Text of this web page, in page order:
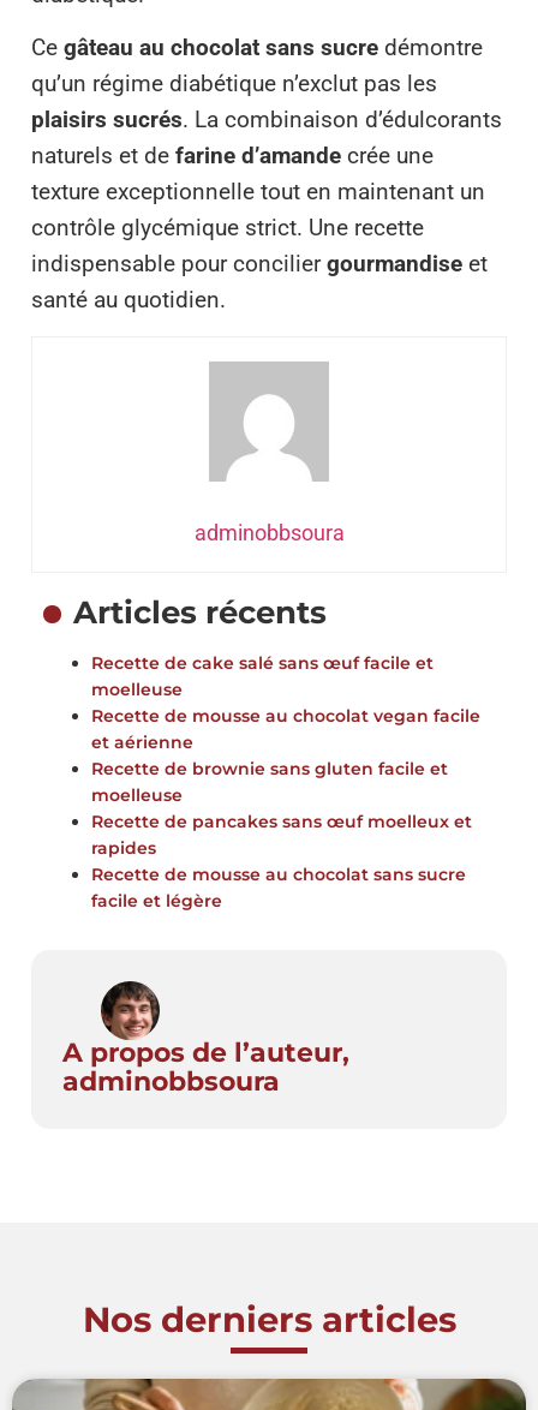
Ce gâteau au chocolat sans sucre démontre
qu’un régime diabétique n’exclut pas les
plaisirs sucrés. La combinaison d’édulcorants
naturels et de farine d’amande crée une
texture exceptionnelle tout en maintenant un
contrôle glycémique strict. Une recette
indispensable pour conciliergourmandise et
santé au quotidien.
adminobbsoura
Articles récents
Recette de cake salé sans œuf facile et
moelleuse
Recette de mousse au chocolat vegan facile
et aérienne
Recette de brownie sans gluten facile et
moelleuse
Recette de pancakes sans œuf moelleux et
rapides
Recette de mousse au chocolat sans sucre
facile et légère
A propos de l’auteur,
adminobbsoura
Nos derniers articles